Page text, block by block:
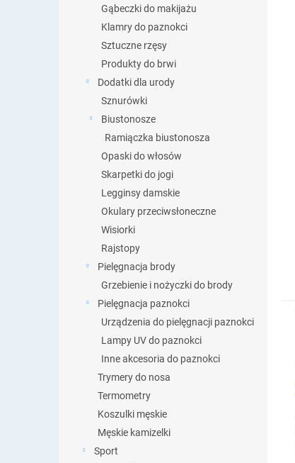
Gąbeczki do makijażu
Klamry do paznokci
Sztuczne rzęsy
Produkty do brwi
Dodatki dla urody
Sznurówki
Biustonosze
Ramiączka biustonosza
Opaski do włosów
Skarpetki do jogi
Legginsy damskie
Okulary przeciwsłoneczne
Wisiorki
Rajstopy
Pielęgnacja brody
Grzebienie i nożyczki do brody
Pielęgnacja paznokci
Urządzenia do pielęgnacji paznokci
Lampy UV do paznokci
Inne akcesoria do paznokci
Trymery do nosa
Termometry
Koszulki męskie
Męskie kamizelki
Sport